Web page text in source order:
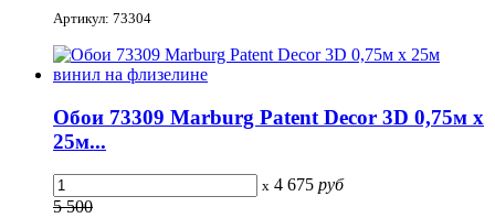
Артикул: 73304
Обои 73309 Marburg Patent Decor 3D 0,75м x
25м...
x 4 675 руб
5 500